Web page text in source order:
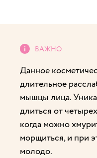
Данное
длительное
мышцы лица.
длиться от
когда можно
морщиться, и при
молодо.